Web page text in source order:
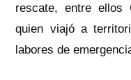
rescate, entre ellos
quien viajó a
labores de